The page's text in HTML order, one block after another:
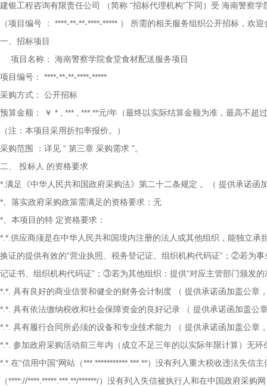
建银工程咨询有限责任公司
（简称 “招标代理机构”下同）受 海南警察学
（项目编号
： ****-**-**-****-***** ）
所需的相关服务组织公开招标，欢
一、招标项目
项目名称：
海南警察学院食堂食材配送服务项目
项目编号：
****-**-**-****-*****
采购方式：
公开招标
预算金额：
￥ * ***
***.**元/年（最终以实际结算金额为准，最高不超过
（注：本项目采用折扣率报价。）
采购范围
：详见 “ 第三章 采购需求 ”。
二、
投标人 的资格要求
*.满足《中华人民共和国政府采购法》第二十二条规定 。（ 提供承诺函
*、落实政府采购政策需满足的资格要求：无
*、本项目的特 定资格要求：
*.*.供应商须是在中华人民共和国境内注册的法人或其他组织，能独立
换证的提供有效的“营业执照、税务登记证、组织机构代码证”；②若为
记证书、组织机构代码证”；③若为其他组织：提供“对应主管部门颁发
*.*. 具有良好的商业信誉和健全的财务会计制度 （ 提供承诺函加盖公章
*.*. 具有依法缴纳税收和社会保障资金的良好记录 （ 提供承诺函加盖公
*.*. 具有履行合同所必须的设备和专业技术能力 （ 提供承诺函加盖公章
*.*. 参加政府采购活动前三年内（成立不足三年的以实际年限计算）无环
*.*.在“信用中国”网站（***.***********.***.**）没有列入重大税收违法失
（****://****.*****.***.**/******/）没有列入失信被执行人和在中国政府采